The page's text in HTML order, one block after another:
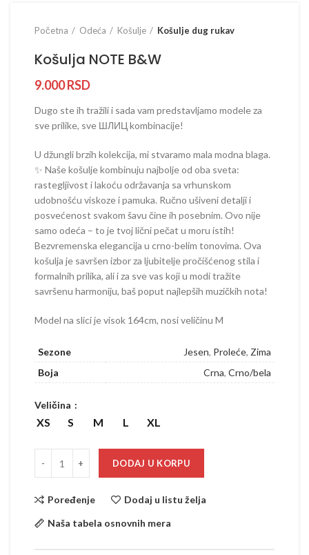
Početna Odeća Košulje Košulje dug rukav
Košulja NOTE B&W
9.000RSD
Dugo ste ih tražili i sada vam predstavljamo modele za
sve prilike, sve ШЛИЦ kombinacije!
U džungli brzih kolekcija, mi stvaramo mala modna blaga.
✨ Naše košulje kombinuju najbolje od oba sveta:
rastegljivost i lakoću održavanja sa vrhunskom
udobnošću viskoze i pamuka. Ručno ušiveni detalji i
posvećenost svakom šavu čine ih posebnim. Ovo nije
samo odeća – to je tvoj lični pečat u moru istih!
Bezvremenska elegancija u crno-belim tonovima. Ova
košulja je savršen izbor za ljubitelje pročišćenog stila i
formalnih prilika, ali i za sve vas koji u modi tražite
savršenu harmoniju, baš poput najlepših muzičkih nota!
Model na slici je visok 164cm, nosi veličinu M
Sezone Jesen, Proleće, Zima
Boja
Crna, Crno/bela
Veličina
XS S M L XL
DODAJ U KORPU
Poređenje
Dodaj u listu želja
Naša tabela osnovnih mera